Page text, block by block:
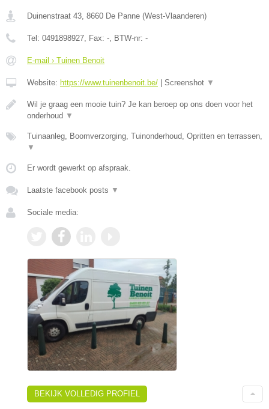
Duinenstraat 43, 8660 De Panne (West-Vlaanderen)
Tel: 0491898927, Fax: -, BTW-nr: -
E-mail › Tuinen Benoit
Website: https://www.tuinenbenoit.be/ Screenshot ▼
Wil je graag een mooie tuin? Je kan beroep op ons doen voor het
onderhoud ▼
Tuinaanleg, Boomverzorging, Tuinonderhoud, Opritten en terrassen,
▼
Er wordt gewerkt op afspraak.
Laatste facebook posts ▼
Sociale media:
BEKIJK VOLLEDIG PROFIEL